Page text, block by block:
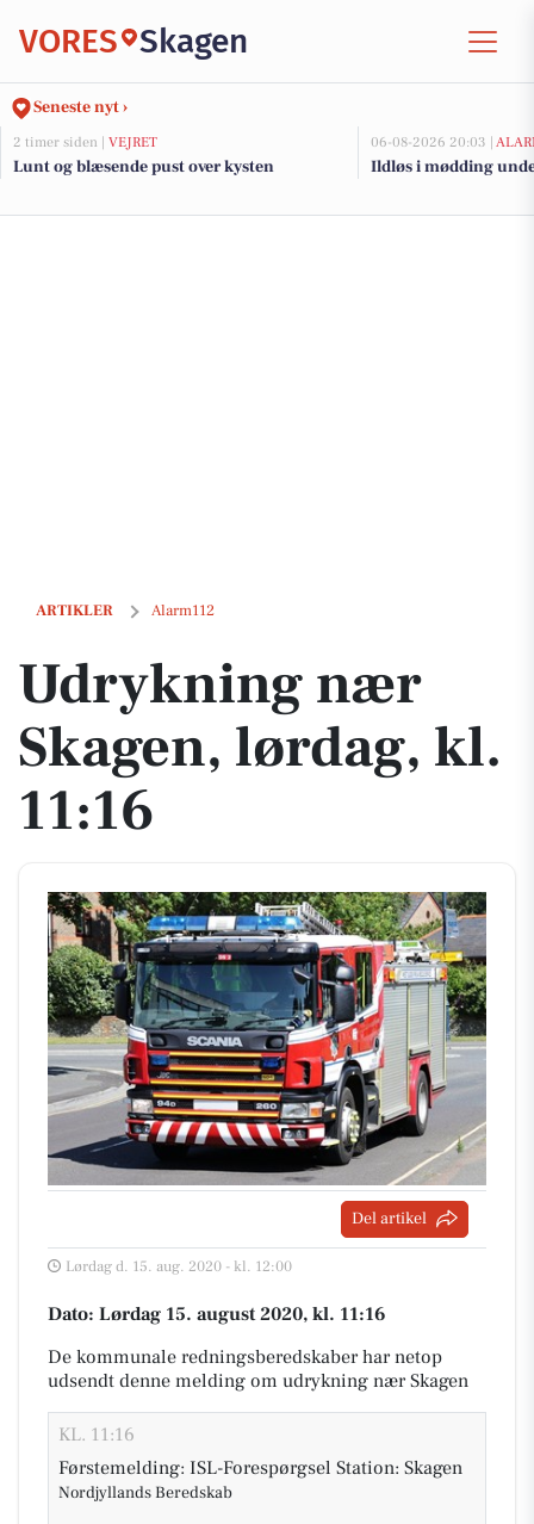
VORES Skagen
Seneste nyt ›
2 timer siden | VEJRET
Lunt og blæsende pust over kysten
06-08-2026 20:03 |
Ildløs i mødding
ARTIKLER Alarm112
Udrykning nær Skagen, lørdag, kl. 11:16
Udrykning nær
Skagen, lørdag, kl.
11:16
Del artikel
Lørdag d. 15. aug. 2020 - kl. 12:00
Dato: Lørdag 15. august 2020, kl. 11:16
De kommunale redningsberedskaber har netop
udsendt denne melding om udrykning nær Skagen
KL. 11:16
Førstemelding: ISL-Forespørgsel Station: Skagen
Nordjyllands Beredskab